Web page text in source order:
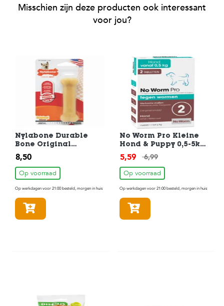
Misschien zijn deze producten ook interessant
voor jou?
Nylabone Durable
Bone Original
Hondenkluif
Hondenspeelgoed tot
11kg
8,50
Op voorraad
Op werkdagen voor 21:00 besteld, morgen in huis
No Worm Pro Kleine
Hond & Puppy 0,5-5kg
2 Tabletten
6,99
5,59
Op voorraad
Op werkdagen voor 21:00 besteld, morgen in huis